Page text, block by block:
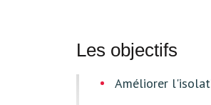
Les objectifs
Améliorer